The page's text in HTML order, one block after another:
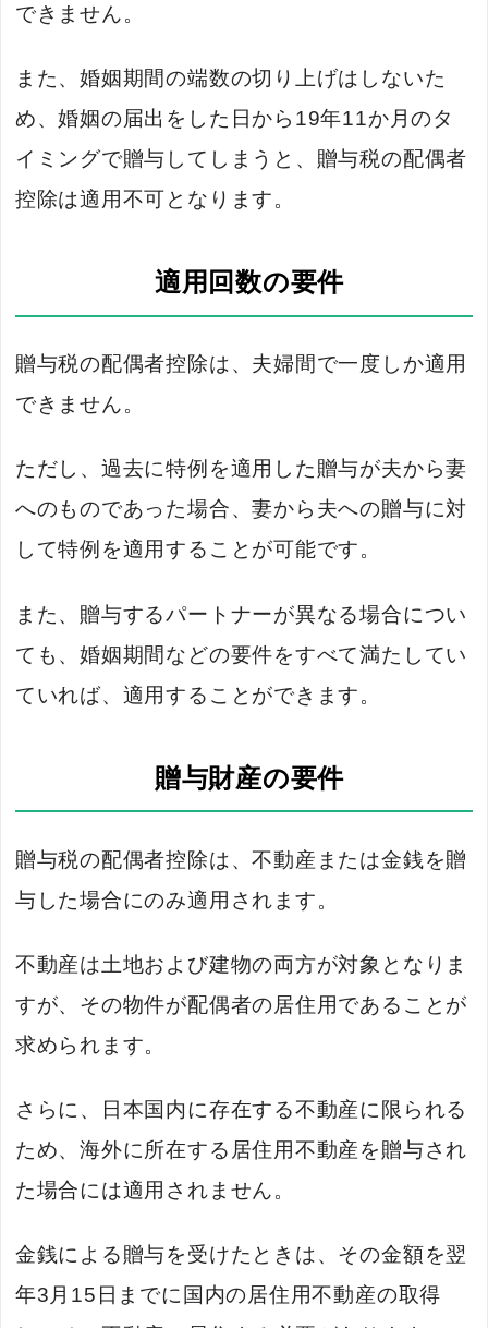
できません。
また、婚姻期間の端数の切り上げはしないた
め、婚姻の届出をした日から19年11か月のタ
イミングで贈与してしまうと、贈与税の配偶者
控除は適用不可となります。
適用回数の要件
贈与税の配偶者控除は、夫婦間で一度しか適用
できません。
ただし、過去に特例を適用した贈与が夫から妻
へのものであった場合、妻から夫への贈与に対
して特例を適用することが可能です。
また、贈与するパートナーが異なる場合につい
ても、婚姻期間などの要件をすべて満たしてい
ていれば、適用することができます。
贈与財産の要件
贈与税の配偶者控除は、不動産または金銭を贈
与した場合にのみ適用されます。
不動産は土地および建物の両方が対象となりま
すが、その物件が配偶者の居住用であることが
求められます。
さらに、日本国内に存在する不動産に限られる
ため、海外に所在する居住用不動産を贈与され
た場合には適用されません。
金銭による贈与を受けたときは、その金額を翌
年3月15日までに国内の居住用不動産の取得